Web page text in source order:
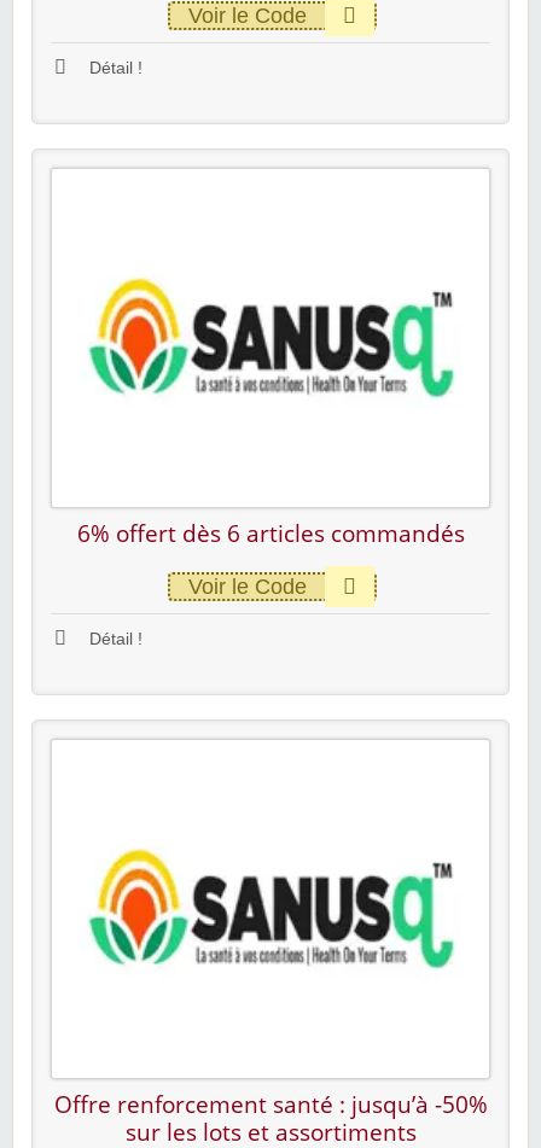
Voir le Code
Détail !
6% offert dès 6 articles commandés
Voir le Code
Détail !
Offre renforcement santé : jusqu’à -50%
sur les lots et assortiments